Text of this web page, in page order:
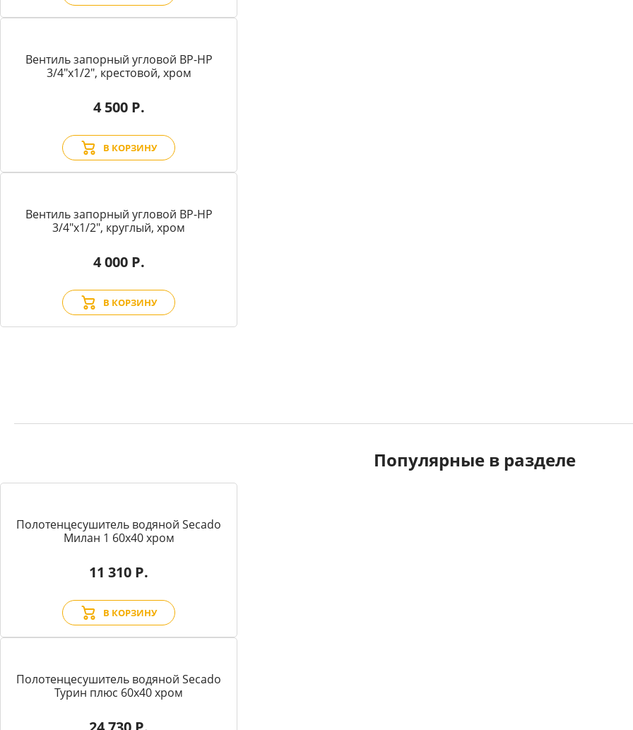
Вентиль запорный угловой BP-HP
3/4"х1/2", крестовой, хром
4 500 Р.
В КОРЗИНУ
Вентиль запорный угловой BP-HP
3/4"х1/2", круглый, хром
4 000 Р.
В КОРЗИНУ
Популярные в разделе
Полотенцесушитель водяной Secado
Милан 1 60x40 хром
11 310 Р.
В КОРЗИНУ
Полотенцесушитель водяной Secado
Турин плюс 60x40 хром